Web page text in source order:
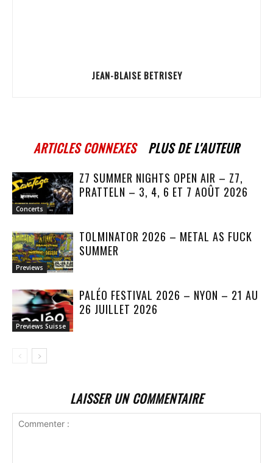
JEAN-BLAISE BETRISEY
ARTICLES CONNEXES PLUS DE L'AUTEUR
Concerts
Z7 SUMMER NIGHTS OPEN AIR – Z7,
PRATTELN – 3, 4, 6 ET 7 AOÛT 2026
Previews
TOLMINATOR 2026 – METAL AS FUCK
SUMMER
Previews Suisse
PALÉO FESTIVAL 2026 – NYON – 21 AU
26 JUILLET 2026
LAISSER UN COMMENTAIRE